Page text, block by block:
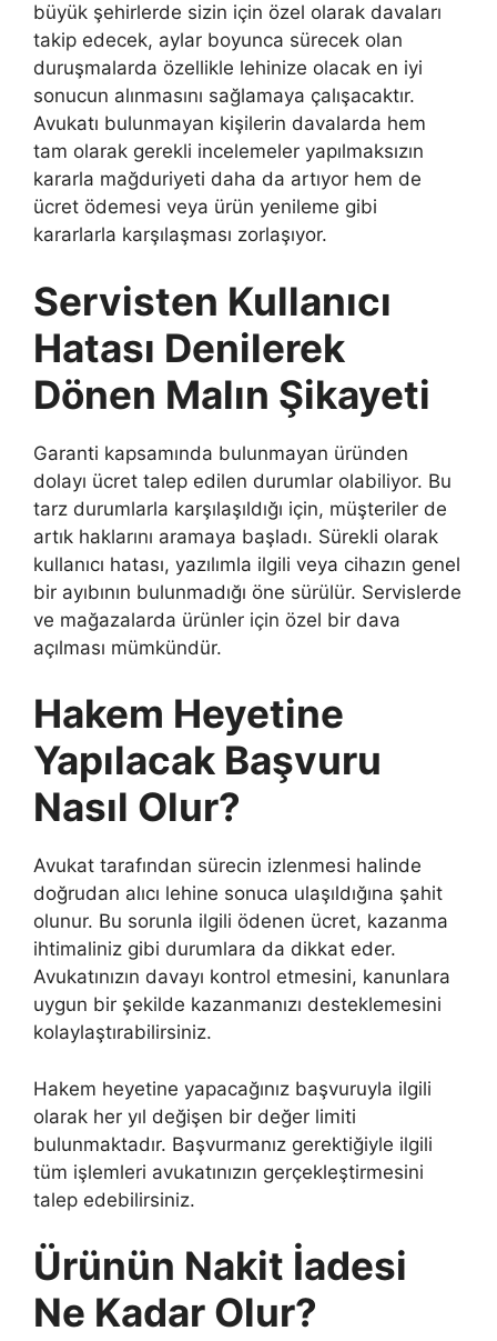
büyük şehirlerde sizin için özel olarak davaları
takip edecek, aylar boyunca sürecek olan
duruşmalarda özellikle lehinize olacak en iyi
sonucun alınmasını sağlamaya çalışacaktır.
Avukatı bulunmayan kişilerin davalarda hem
tam olarak gerekli incelemeler yapılmaksızın
kararla mağduriyeti daha da artıyor hem de
ücret ödemesi veya ürün yenileme gibi
kararlarla karşılaşması zorlaşıyor.
Servisten Kullanıcı
Hatası Denilerek
Dönen Malın Şikayeti
Garanti kapsamında bulunmayan üründen
dolayı ücret talep edilen durumlar olabiliyor. Bu
tarz durumlarla karşılaşıldığı için, müşteriler de
artık haklarını aramaya başladı. Sürekli olarak
kullanıcı hatası, yazılımla ilgili veya cihazın genel
bir ayıbının bulunmadığı öne sürülür. Servislerde
ve mağazalarda ürünler için özel bir dava
açılması mümkündür.
Hakem Heyetine
Yapılacak Başvuru
Nasıl Olur?
Avukat tarafından sürecin izlenmesi halinde
doğrudan alıcı lehine sonuca ulaşıldığına şahit
olunur. Bu sorunla ilgili ödenen ücret, kazanma
ihtimaliniz gibi durumlara da dikkat eder.
Avukatınızın davayı kontrol etmesini, kanunlara
uygun bir şekilde kazanmanızı desteklemesini
kolaylaştırabilirsiniz.
Hakem heyetine yapacağınız başvuruyla ilgili
olarak her yıl değişen bir değer limiti
bulunmaktadır. Başvurmanız gerektiğiyle ilgili
tüm işlemleri avukatınızın gerçekleştirmesini
talep edebilirsiniz.
Ürünün Nakit İadesi
Ne Kadar Olur?